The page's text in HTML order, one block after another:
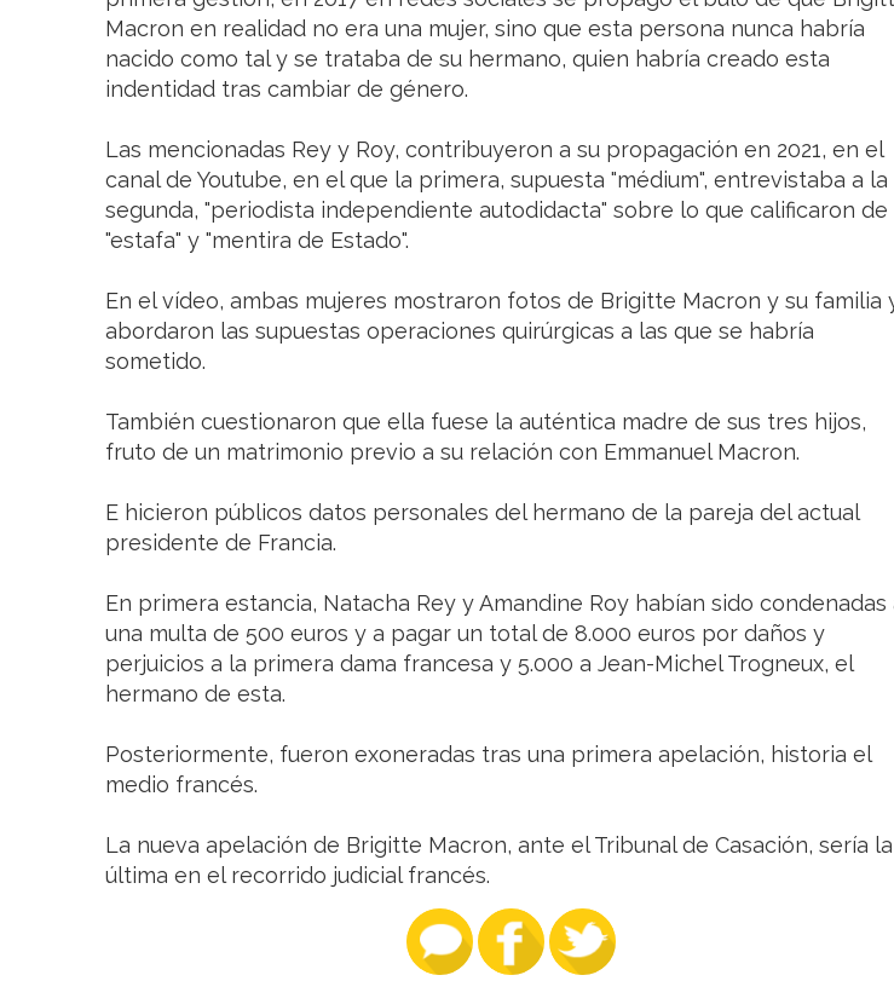
Macron en realidad no era una mujer, sino que esta persona nunca habría
nacido como tal y se trataba de su hermano, quien habría creado esta
indentidad tras cambiar de género.
Las mencionadas Rey y Roy, contribuyeron a su propagación en 2021, en el
canal de Youtube, en el que la primera, supuesta "médium", entrevistaba a la
segunda, "periodista independiente autodidacta" sobre lo que calificaron de
"estafa" y "mentira de Estado".
En el vídeo, ambas mujeres mostraron fotos de Brigitte Macron y su familia y
abordaron las supuestas operaciones quirúrgicas a las que se habría
sometido.
También cuestionaron que ella fuese la auténtica madre de sus tres hijos,
fruto de un matrimonio previo a su relación con Emmanuel Macron.
E hicieron públicos datos personales del hermano de la pareja del actual
presidente de Francia.
En primera estancia, Natacha Rey y Amandine Roy habían sido condenadas a
una multa de 500 euros y a pagar un total de 8.000 euros por daños y
perjuicios a la primera dama francesa y 5.000 a Jean-Michel Trogneux, el
hermano de esta.
Posteriormente, fueron exoneradas tras una primera apelación, historia el
medio francés.
La nueva apelación de Brigitte Macron, ante el Tribunal de Casación, sería la
última en el recorrido judicial francés.